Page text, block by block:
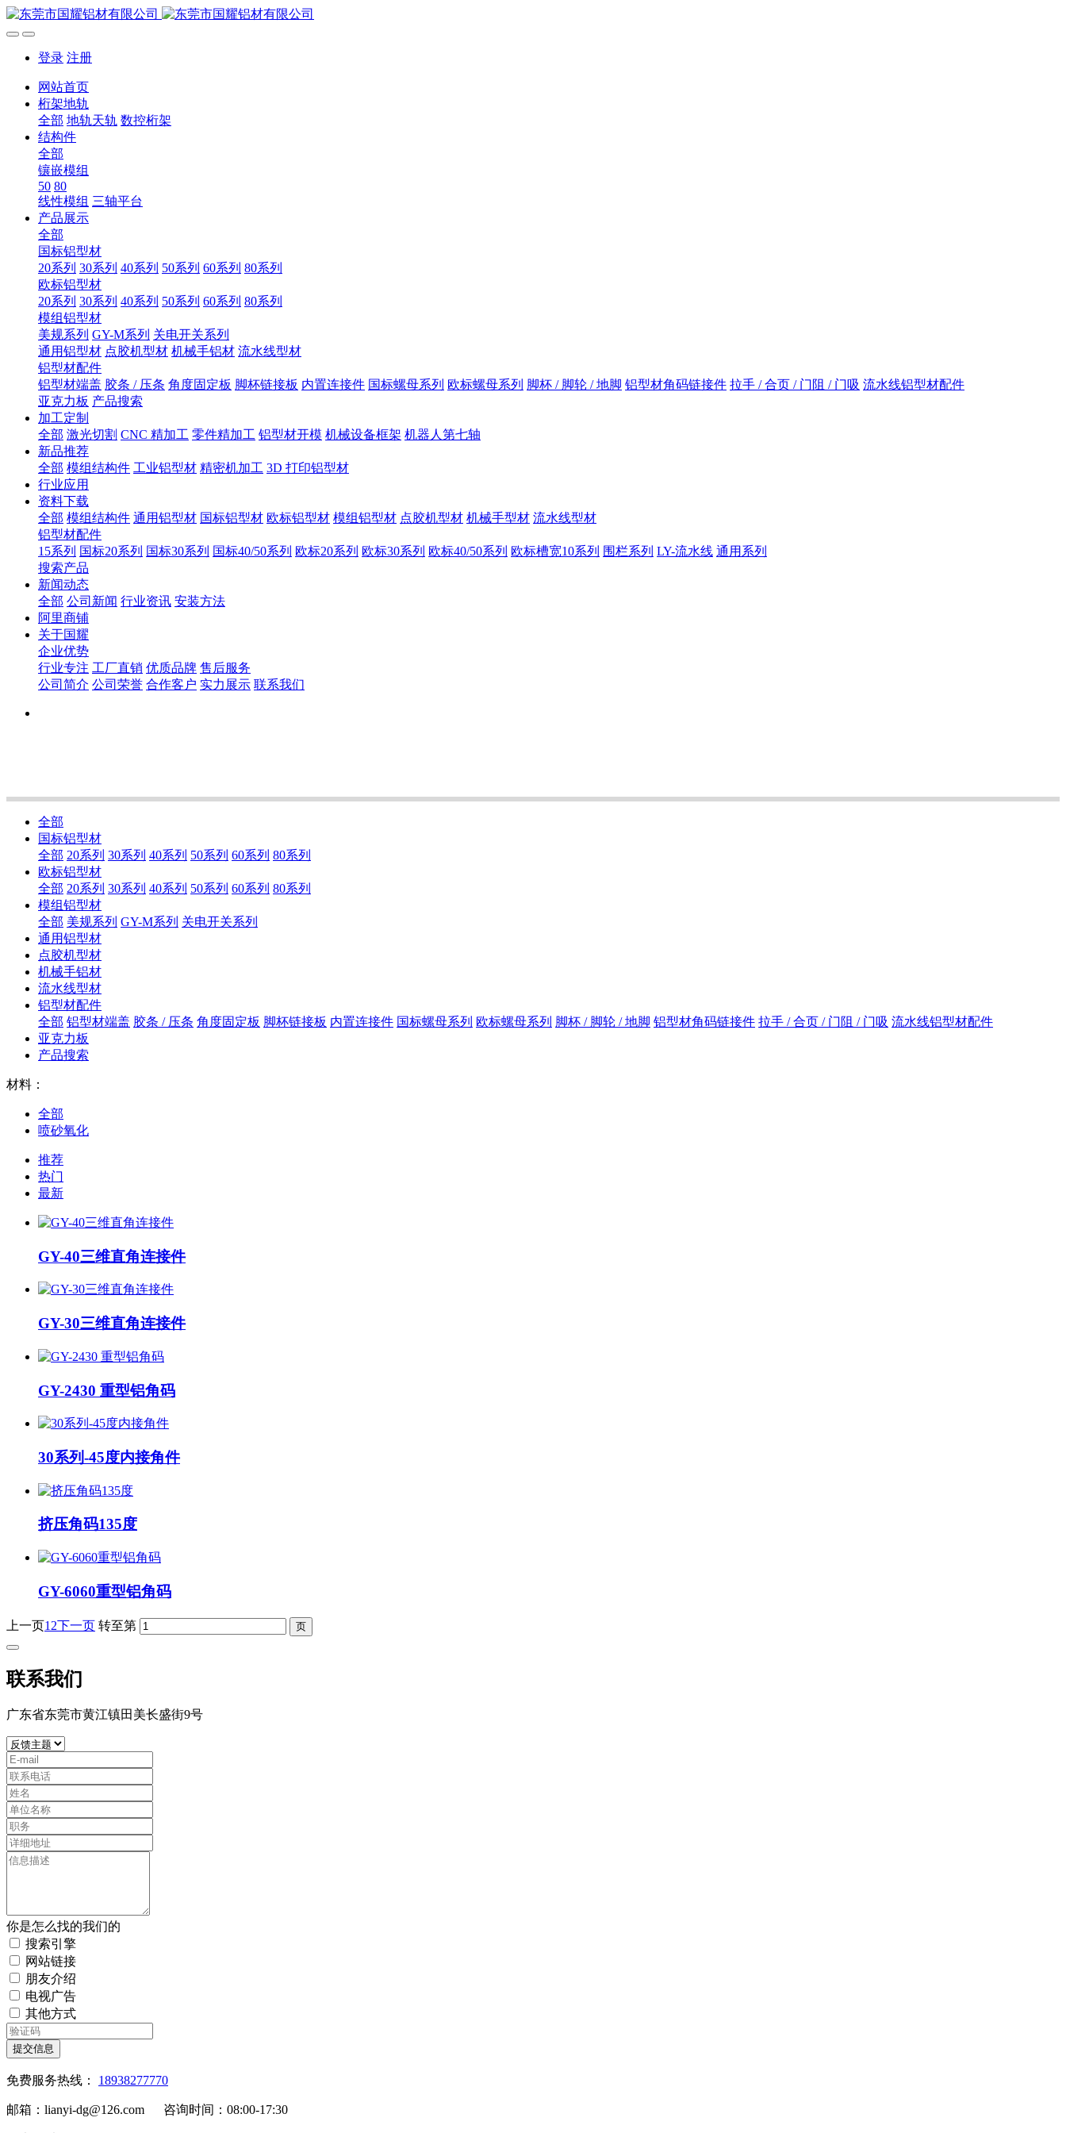
登录 注册
网站首页
桁架地轨
全部 地轨天轨 数控桁架
结构件
全部
镶嵌模组
50 80
线性模组 三轴平台
产品展示
全部
国标铝型材
20系列 30系列 40系列 50系列 60系列 80系列
欧标铝型材
20系列 30系列 40系列 50系列 60系列 80系列
模组铝型材
美规系列 GY-M系列 关电开关系列
通用铝型材 点胶机型材 机械手铝材 流水线型材
铝型材配件
铝型材端盖 胶条 / 压条 角度固定板 脚杯链接板 内置连接件 国标螺母系列 欧标螺母系列 脚杯 / 脚轮 / 地脚 铝型材角码链接件 拉手 / 合页 / 门阻 / 门吸 流水线铝型材配件
亚克力板 产品搜索
加工定制
全部 激光切割 CNC 精加工 零件精加工 铝型材开模 机械设备框架 机器人第七轴
新品推荐
全部 模组结构件 工业铝型材 精密机加工 3D 打印铝型材
行业应用
资料下载
全部 模组结构件 通用铝型材 国标铝型材 欧标铝型材 模组铝型材 点胶机型材 机械手型材 流水线型材
铝型材配件
15系列 国标20系列 国标30系列 国标40/50系列 欧标20系列 欧标30系列 欧标40/50系列 欧标槽宽10系列 围栏系列 LY-流水线 通用系列
搜索产品
新闻动态
全部 公司新闻 行业资讯 安装方法
阿里商铺
关于国耀
企业优势
行业专注 工厂直销 优质品牌 售后服务
公司简介 公司荣誉 合作客户 实力展示 联系我们
全部
国标铝型材
全部 20系列 30系列 40系列 50系列 60系列 80系列
欧标铝型材
全部 20系列 30系列 40系列 50系列 60系列 80系列
模组铝型材
全部 美规系列 GY-M系列 关电开关系列
通用铝型材
点胶机型材
机械手铝材
流水线型材
铝型材配件
全部 铝型材端盖 胶条 / 压条 角度固定板 脚杯链接板 内置连接件 国标螺母系列 欧标螺母系列 脚杯 / 脚轮 / 地脚 铝型材角码链接件 拉手 / 合页 / 门阻 / 门吸 流水线铝型材配件
亚克力板
产品搜索
材料：
全部
喷砂氧化
推荐
热门
最新
GY-40三维直角连接件
GY-30三维直角连接件
GY-2430 重型铝角码
30系列-45度内接角件
挤压角码135度
GY-6060重型铝角码
上一页1 2下一页 转至第
联系我们
广东省东莞市黄江镇田美长盛街9号
你是怎么找的我们的
搜索引擎
网站链接
朋友介绍
电视广告
其他方式
提交信息
免费服务热线： 18938277770
邮箱：lianyi-dg@126.com 咨询时间：08:00-17:30